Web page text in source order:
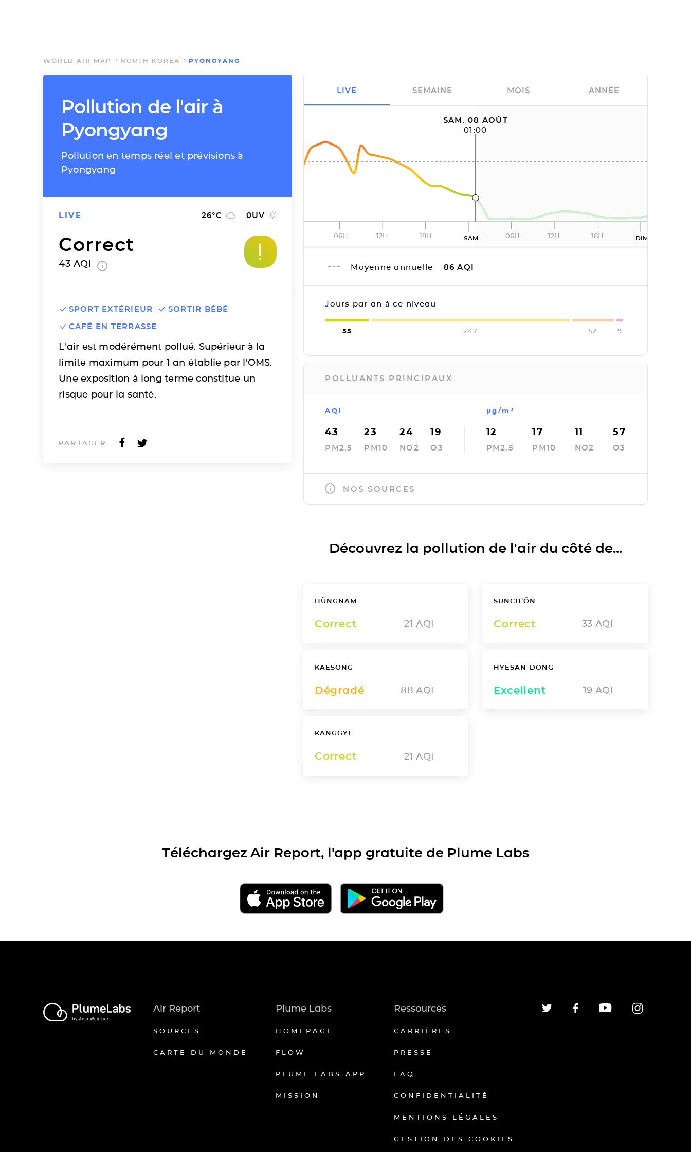
WORLD AIR MAP NORTH KOREA PYONGYANG
Pollution de l'air à
Pyongyang
Pollution en temps réel et prévisions à
Pyongyang
LIVE 26°C 0UV
Correct
43 AQI
SPORT EXTÉRIEUR
SORTIR BÉBÉ
CAFÉ EN TERRASSE
L'air est modérément pollué. Supérieur à la
limite maximum pour 1 an établie par l'OMS.
Une exposition à long terme constitue un
risque pour la santé.
PARTAGER
SAM. 08 AOÛT
01:00
06H 12H 18H SAM 06H 12H 18H DIM
Moyenne annuelle 86 AQI
Jours par an à ce niveau
55 247 52 9
POLLUANTS PRINCIPAUX
AQI
43
PM2.5
23
PM10
24
NO2
19
O3
µg/m³
12
PM2.5
17
PM10
11
NO2
57
O3
NOS SOURCES
LIVE SEMAINE MOIS ANNÉE
Découvrez la pollution de l'air du côté de...
HŬNGNAM
Correct 21 AQI
SUNCH’ŎN
Correct 33 AQI
KAESONG
Dégradé 88 AQI
HYESAN-DONG
Excellent 19 AQI
KANGGYE
Correct 21 AQI
Téléchargez Air Report, l'app gratuite de Plume Labs
Air Report
SOURCES
CARTE DU MONDE
Plume Labs
HOMEPAGE
FLOW
PLUME LABS APP
MISSION
Ressources
CARRIÈRES
PRESSE
FAQ
CONFIDENTIALITÉ
MENTIONS LÉGALES
GESTION DES COOKIES